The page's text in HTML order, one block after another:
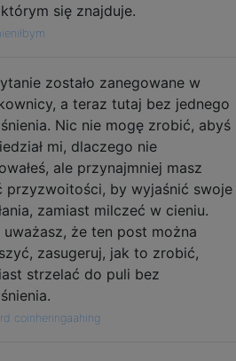
się znajduje.
zostało zanegowane w
a teraz tutaj bez jednego
Nic nie mogę zrobić, abyś
mi, dlaczego nie
ale przynajmniej masz
przyzwoitości, by wyjaśnić swoje
zamiast milczeć w cieniu.
uważasz, że ten post można
zasugeruj, jak to zrobić,
strzelać do puli bez
coinheringaahing